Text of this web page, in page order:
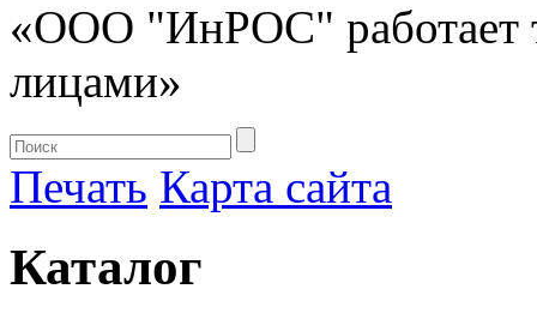
«ООО "ИнРОС" работает
лицами»
Печать Карта сайта
Каталог